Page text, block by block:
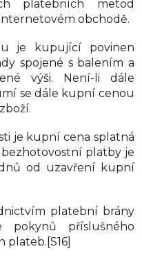
platebních metod
obchodě.
je kupující povinen
spojené s balením a
výši. Není-li dále
se dále kupní cenou
je kupní cena splatná
platby je
od uzavření kupní
platební brány
příslušného